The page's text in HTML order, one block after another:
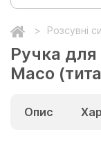
Розсувні
Ручка для
Масо
Опис